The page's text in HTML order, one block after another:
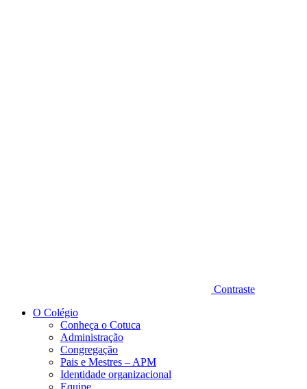
Contraste
O Colégio
Conheça o Cotuca
Administração
Congregação
Pais e Mestres – APM
Identidade organizacional
Equipe